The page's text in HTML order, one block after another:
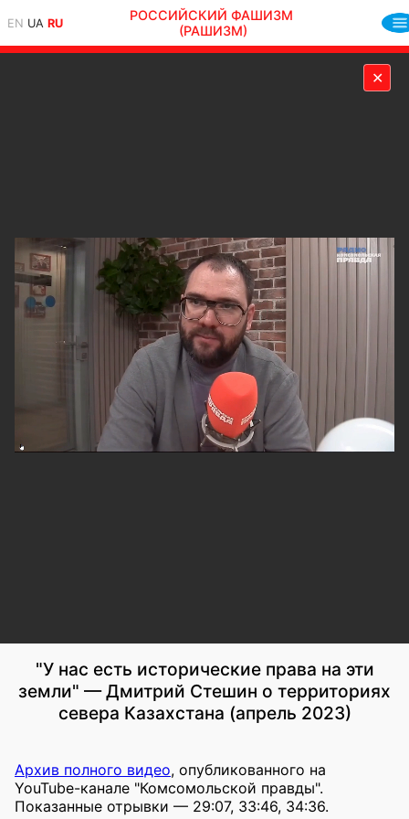
EN UA RU
РОССИЙСКИЙ ФАШИЗМ
(РАШИЗМ)
✕
"У нас есть исторические права на эти
земли" — Дмитрий Стешин о территориях
севера Казахстана (апрель 2023)
Архив полного видео, опубликованного на
YouTube-канале "Комсомольской правды".
Показанные отрывки — 29:07, 33:46, 34:36.